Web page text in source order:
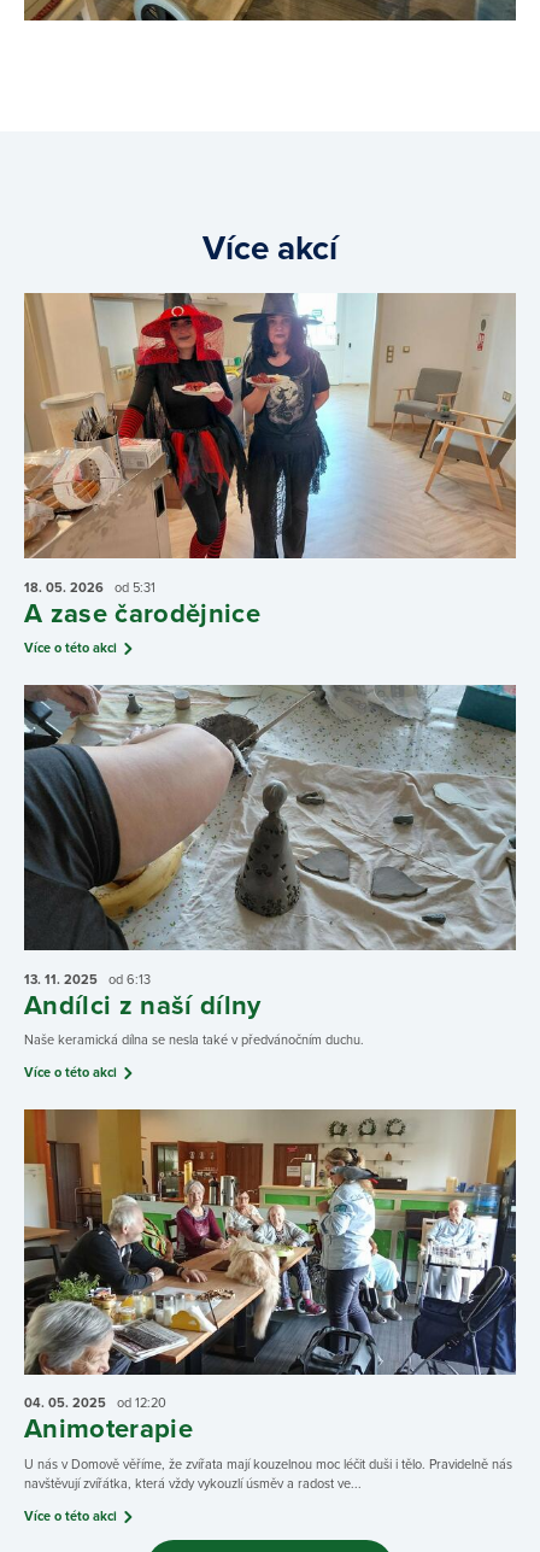
Více akcí
18. 05. 2026 od 5:31
A zase čarodějnice
Více o této akci
13. 11. 2025 od 6:13
Andílci z naší dílny
Naše keramická dílna se nesla také v předvánočním duchu.
Více o této akci
04. 05. 2025 od 12:20
Animoterapie
U nás v Domově věříme, že zvířata mají kouzelnou moc léčit duši i tělo. Pravidelně nás
navštěvují zvířátka, která vždy vykouzlí úsměv a radost ve...
Více o této akci